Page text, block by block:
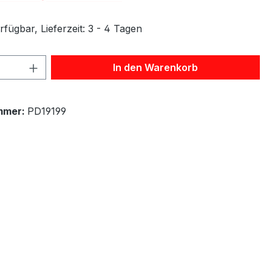
Lieferzeit: 3 - 4 Tagen
Anzahl: Gib den gewünschten Wert
In den Warenkorb
PD19199